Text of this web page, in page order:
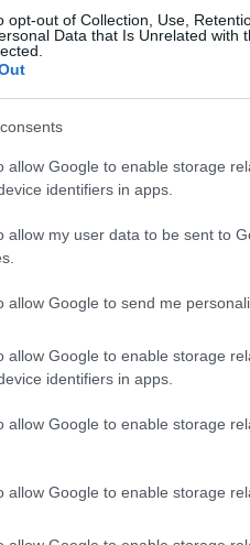
opt-out of Collection, Use,
Data that Is Unrelated with
allow Google to enable storage
identifiers in apps.
allow my user data to be sent to
allow Google to send me
allow Google to enable storage
identifiers in apps.
allow Google to enable storage
allow Google to enable storage
συνελήφθη και
σύμφωνα με τα μέχρι
γνώριζε τι
το σπίτι, με μία
φόβου.
τη νύχτα.
γειτόνισσα.
τελικά να διαφύγει
στην πλήρη
σπίτι κατασχέθηκαν
των οποίων